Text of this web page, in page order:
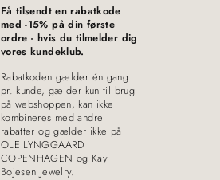
Få tilsendt en rabatkode
med -15% på din første
ordre - hvis du tilmelder dig
vores kundeklub.
Rabatkoden gælder én gang
pr. kunde, gælder kun til brug
på webshoppen, kan ikke
kombineres med andre
rabatter og gælder ikke på
OLE LYNGGAARD
COPENHAGEN og Kay
Bojesen Jewelry.